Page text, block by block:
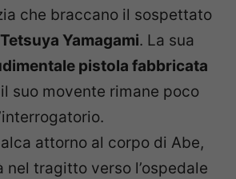
che braccano il sospettato
Tetsuya Yamagami. La sua
pistola fabbricata
suo movente rimane poco
attorno al corpo di Abe,
nel tragitto verso l’ospedale